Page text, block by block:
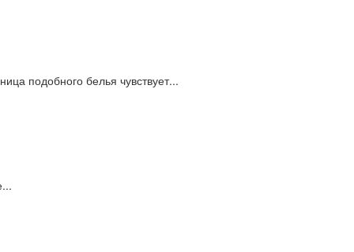
подобного белья чувствует...